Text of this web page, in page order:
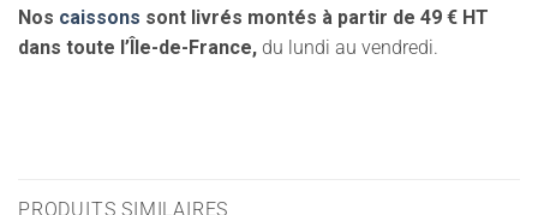
Nos caissons sont livrés montés à partir de 49 € HT
dans toute l’Île-de-France, du lundi au vendredi.
PRODUITS SIMILAIRES